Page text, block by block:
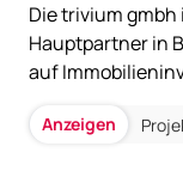
Die trivium gmbh
Hauptpartner in
auf
Anzeigen